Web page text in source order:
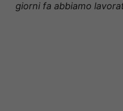
giorni fa abbiamo